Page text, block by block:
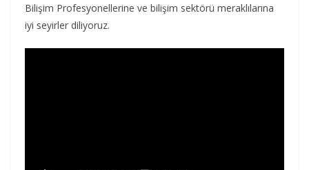
Bilişim Profesyonellerine ve bilişim sektörü meraklılarına
iyi seyirler diliyoruz.